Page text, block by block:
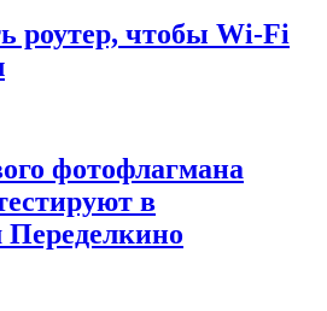
роутер, чтобы Wi-Fi
фотофлагмана
в
Переделкино